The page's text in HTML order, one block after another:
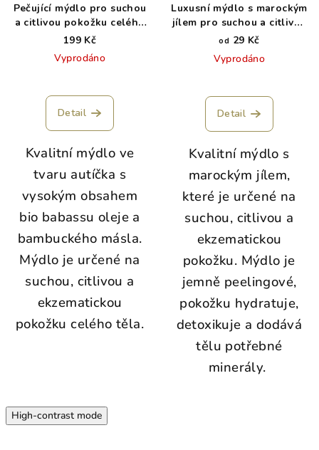
Pečující mýdlo pro suchou
a citlivou pokožku celého
těla autíčko BLESK
199 Kč
Vyprodáno
Detail
Kvalitní mýdlo ve
tvaru autíčka s
vysokým obsahem
bio babassu oleje a
bambuckého másla.
Mýdlo je určené na
suchou, citlivou a
ekzematickou
pokožku celého těla.
Luxusní mýdlo s marockým
jílem pro suchou a citlivou
pokožku
od 29 Kč
Vyprodáno
Detail
Kvalitní mýdlo s
marockým jílem,
které je určené na
suchou, citlivou a
ekzematickou
pokožku. Mýdlo je
jemně peelingové,
pokožku hydratuje,
detoxikuje a dodává
tělu potřebné
minerály.
High-contrast mode